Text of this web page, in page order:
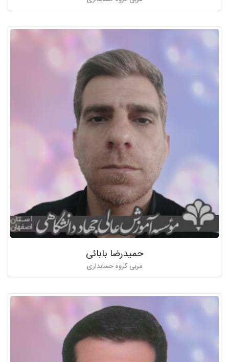
حميدرضا بابائی
مربی گروه حسابداری